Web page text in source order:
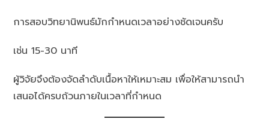
การสอบวิทยานิพนธ์มักกำหนดเวลาอย่างชัดเจนครับ
เช่น 15-30 นาที
ผู้วิจัยจึงต้องจัดลำดับเนื้อหาให้เหมาะสม เพื่อให้สามารถนำ
เสนอได้ครบถ้วนภายในเวลาที่กำหนด